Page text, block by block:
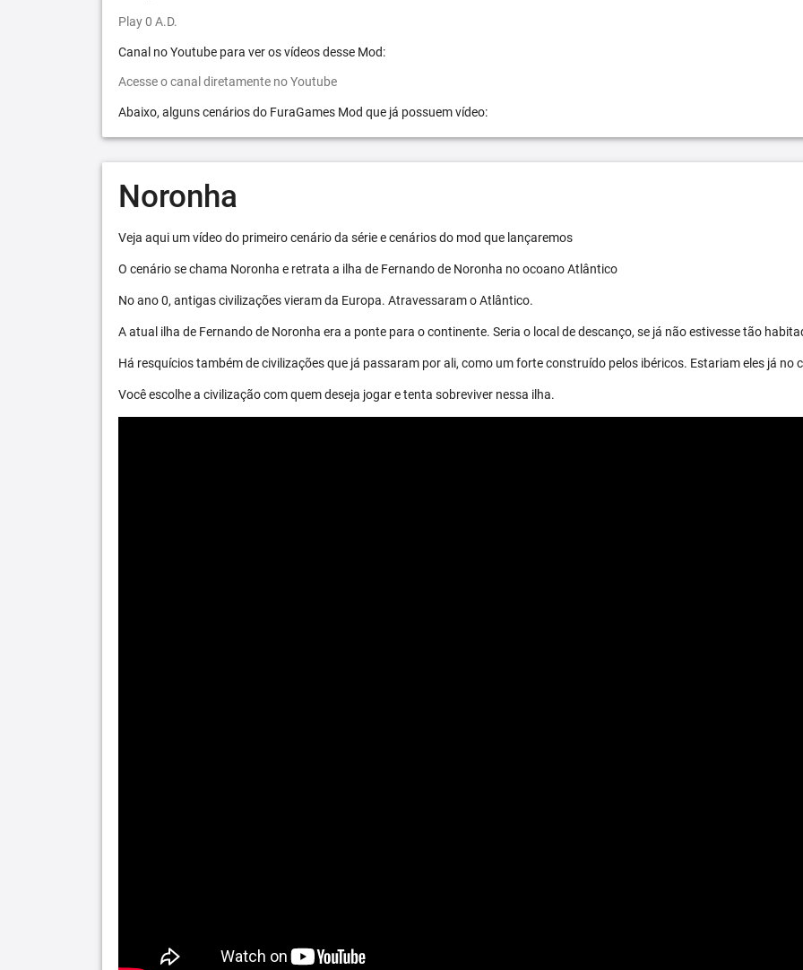
Play 0 A.D.
Canal no Youtube para ver os vídeos desse Mod:
Acesse o canal diretamente no Youtube
Abaixo, alguns cenários do FuraGames Mod que já possuem vídeo:
Noronha
Veja aqui um vídeo do primeiro cenário da série e cenários do mod que lançaremos
O cenário se chama Noronha e retrata a ilha de Fernando de Noronha no ocoano Atlântico
No ano 0, antigas civilizações vieram da Europa. Atravessaram o Atlântico.
A atual ilha de Fernando de Noronha era a ponte para o continente. Seria o local de descanço, se já não estivesse tão
Há resquícios também de civilizações que já passaram por ali, como um forte construído pelos ibéricos. Estariam eles já no
Você escolhe a civilização com quem deseja jogar e tenta sobreviver nessa ilha.